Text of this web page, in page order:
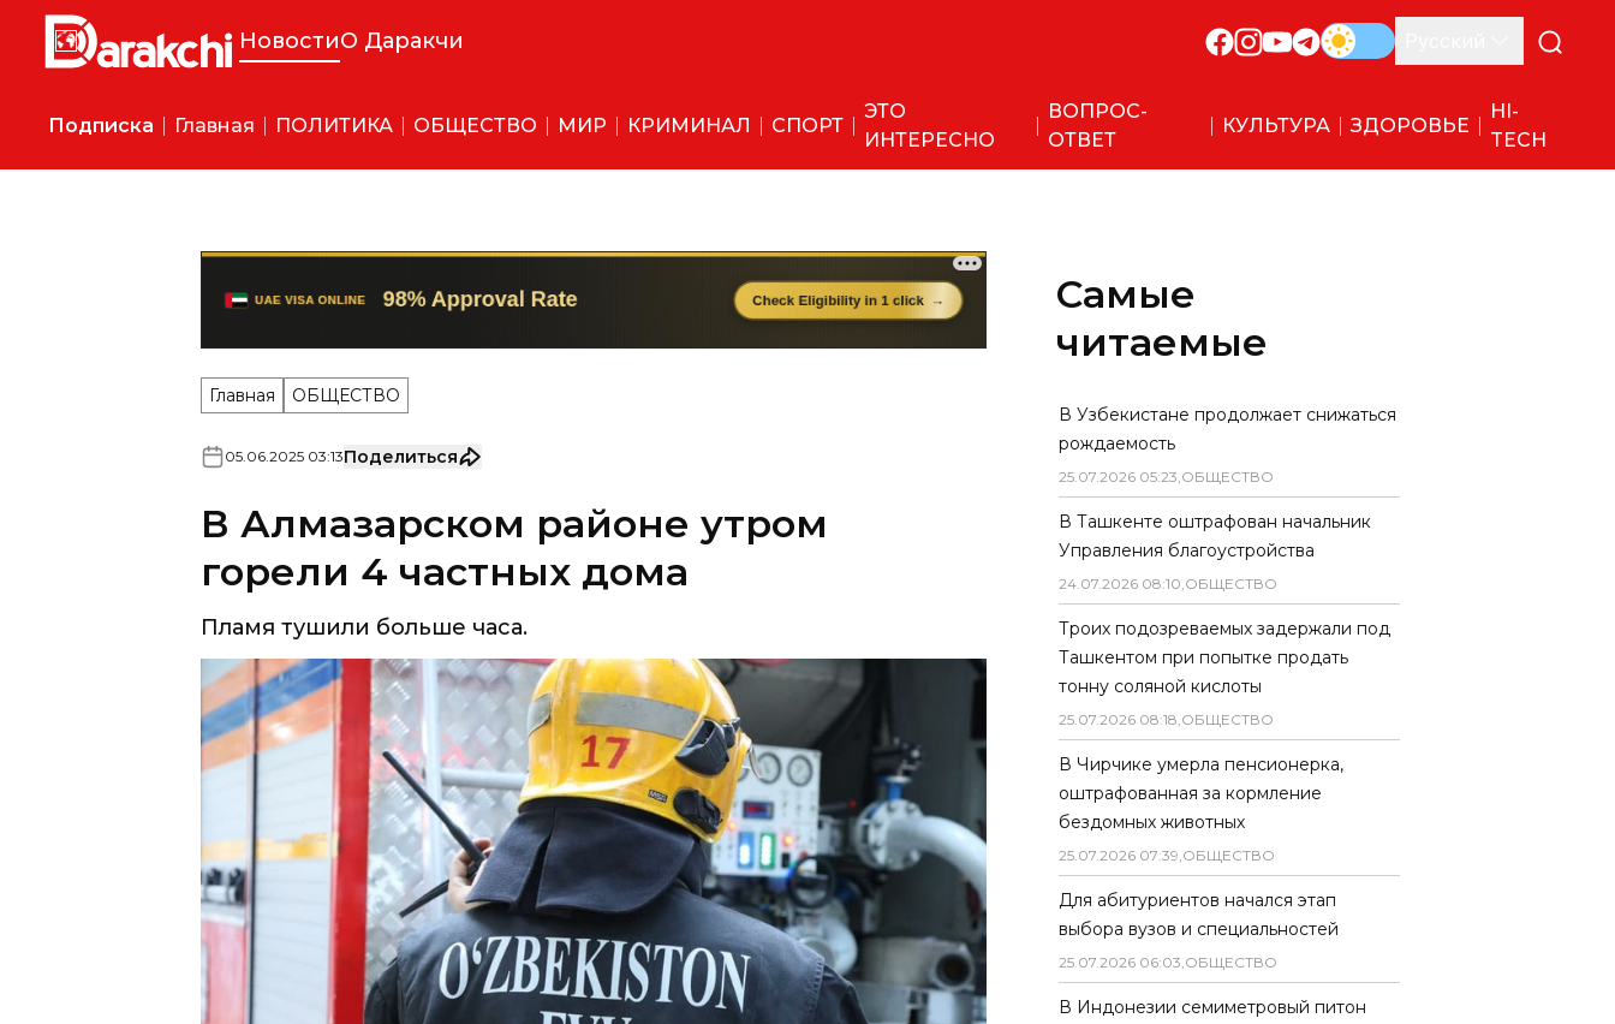
НовостиО Даракчи
Подписка Главная ПОЛИТИКА ОБЩЕСТВО МИР КРИМИНАЛ СПОРТ
ЭТО
ИНТЕРЕСНО
ВОПРОС-
ОТВЕТ
КУЛЬТУРА ЗДОРОВЬЕ
HI-
TECH
Главная ОБЩЕСТВО
05 06 2025 03:13Поделиться
В Алмазарском районе утром
горели 4 частных дома
Пламя тушили больше часа.
Самые
читаемые
В Узбекистане продолжает снижаться
рождаемость
25.07.2026 05:23,ОБЩЕСТВО
В Ташкенте оштрафован начальник
Управления благоустройства
24.07.2026 08:10,ОБЩЕСТВО
Троих подозреваемых задержали под
Ташкентом при попытке продать
тонну соляной кислоты
25.07.2026 08:18,ОБЩЕСТВО
В Чирчике умерла пенсионерка,
оштрафованная за кормление
бездомных животных
25.07.2026 07:39,ОБЩЕСТВО
Для абитуриентов начался этап
выбора вузов и специальностей
25.07.2026 06:03,ОБЩЕСТВО
В Индонезии семиметровый питон